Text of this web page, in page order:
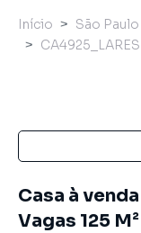
Início São Paulo
CA4925_LARES
Casa à
Vagas 125